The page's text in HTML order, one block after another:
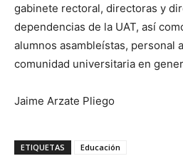
gabinete rectoral, directoras y
dependencias de la UAT, así
alumnos asambleístas, personal
comunidad universitaria en
Jaime Arzate Pliego
ETIQUETAS Educación